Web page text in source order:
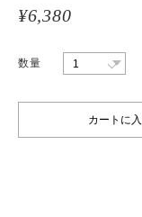
¥6,380
数量